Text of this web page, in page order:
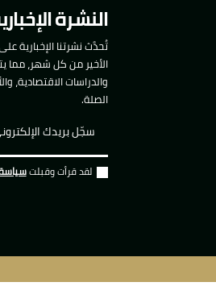
النشرة
تُحدَّث نشرتنا الإخبارية
الأخير من كل شهر، مما
والدراسات الاقتصادية،
الصلة.
لقد قرأت وقبلت